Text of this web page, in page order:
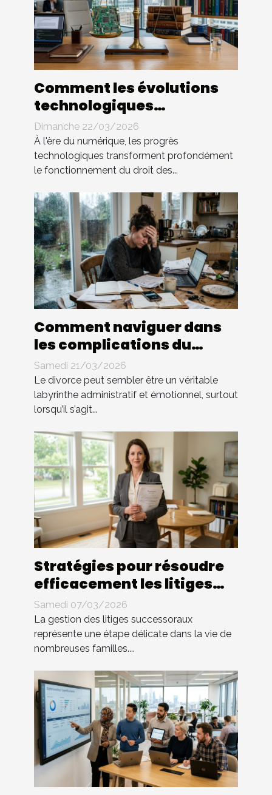
Comment les évolutions
technologiques
impactent-elles le droit
des contrats ?
Dimanche 22/03/2026
À l'ère du numérique, les progrès
technologiques transforment profondément
le fonctionnement du droit des...
Comment naviguer dans
les complications du
divorce sans avocat ?
Samedi 21/03/2026
Le divorce peut sembler être un véritable
labyrinthe administratif et émotionnel, surtout
lorsqu’il s’agit...
Stratégies pour résoudre
efficacement les litiges
successoraux
Samedi 07/03/2026
La gestion des litiges successoraux
représente une étape délicate dans la vie de
nombreuses familles....